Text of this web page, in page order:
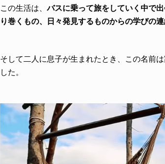
この生活は、バスに乗って旅をしていく中で
り巻くもの、日々発見するものからの学びの
そして二人に息子が生まれたとき、この名前
した。